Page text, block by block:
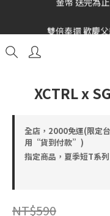
XCTRL x
全店，2000免運(限定
用“貨到付款”)
指定商品，夏季短T系
NT$590